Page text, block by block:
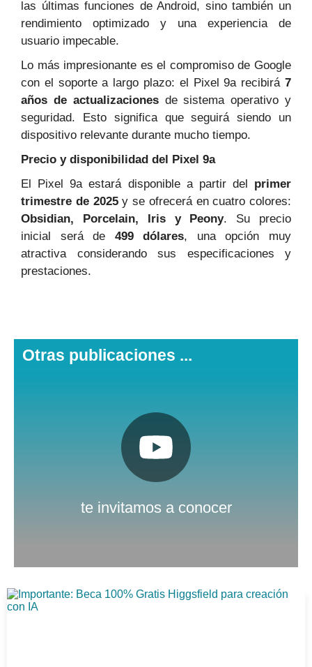
las últimas funciones de Android, sino también un
rendimiento optimizado y una experiencia de
usuario impecable.
Lo más impresionante es el compromiso de Google
con el soporte a largo plazo: el Pixel 9a recibirá 7
años de actualizacionesde sistema operativo y
seguridad. Esto significa que seguirá siendo un
dispositivo relevante durante mucho tiempo.
Precio y disponibilidad del Pixel 9a
El Pixel 9a estará disponible a partir del primer
trimestre de 2025y se ofrecerá en cuatro colores:
Obsidian, Porcelain, Iris y Peony. Su precio
inicial será de 499 dólares, una opción muy
atractiva considerando sus especificaciones y
prestaciones.
Otras publicaciones ...
te invitamos a conocer
Pulsa aquí